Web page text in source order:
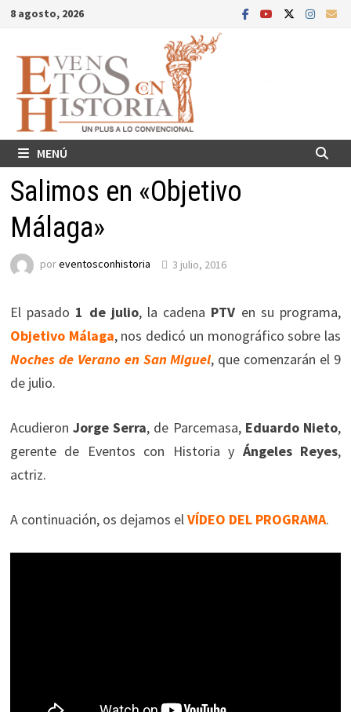
Saltar
contenido
8 agosto, 2026
MENÚ
Salimos en «Objetivo
Málaga»
poreventosconhistoria 3 julio, 2016
El pasado 1 de julio, la cadena PTV en su programa,
Objetivo Málaga, nos dedicó un monográfico sobre las
Noches de Verano en San Miguel, que comenzarán el 9
de julio.
AcudieronJorge Serra, de Parcemasa, Eduardo Nieto,
gerente de Eventos con Historia y Ángeles Reyes,
actriz.
A continuación, os dejamos elVÍDEO DEL PROGRAMA.